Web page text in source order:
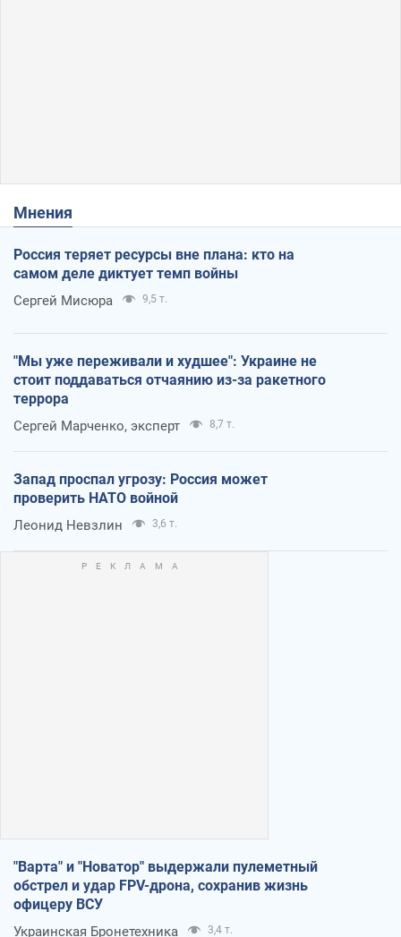
Мнения
Россия теряет ресурсы вне плана: кто на
самом деле диктует темп войны
Сергей Мисюра 9,5 т.
"Мы уже переживали и худшее": Украине не
стоит поддаваться отчаянию из-за ракетного
террора
Сергей Марченко, эксперт 8,7 т.
Запад проспал угрозу: Россия может
проверить НАТО войной
Леонид Невзлин 3,6 т.
"Варта" и "Новатор" выдержали пулеметный
обстрел и удар FPV-дрона, сохранив жизнь
офицеру ВСУ
Украинская Бронетехника 3,4 т.